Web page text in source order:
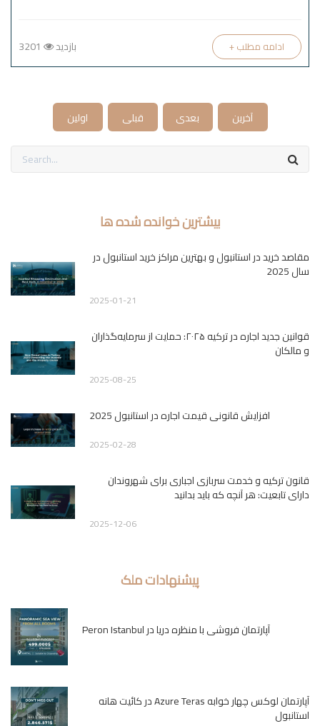
بازدید + ادامه مطلب
اولین قبلی بعدی آخرین
بیشترین خوانده شده ها
مقاصد خرید در استانبول و بهترین مراکز خرید استانبول در
سال 2025
2025-01-21
قوانین جدید اجاره در ترکیه ۲۰۲۵: حمایت از سرمایه‌گذاران
و مالکان
2025-08-25
افزایش قانونی قیمت اجاره در استانبول 2025
2025-02-28
قانون ترکیه و خدمت سربازی اجباری برای شهروندان
دارای تابعیت: هر آنچه که باید بدانید
2025-12-06
پیشنهادات ملک
آپارتمان فروشی با منظره دریا در Peron Istanbul
آپارتمان لوکس چهار خوابه Azure Teras در کائیت هانه
استانبول